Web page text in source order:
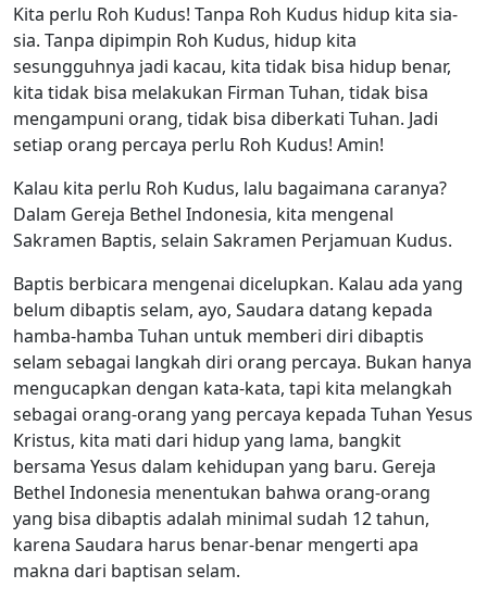
Kita perlu Roh Kudus! Tanpa Roh Kudus hidup kita sia-
sia. Tanpa dipimpin Roh Kudus, hidup kita
sesungguhnya jadi kacau, kita tidak bisa hidup benar,
kita tidak bisa melakukan Firman Tuhan, tidak bisa
mengampuni orang, tidak bisa diberkati Tuhan. Jadi
setiap orang percaya perlu Roh Kudus! Amin!
Kalau kita perlu Roh Kudus, lalu bagaimana caranya?
Dalam Gereja Bethel Indonesia, kita mengenal
Sakramen Baptis, selain Sakramen Perjamuan Kudus.
Baptis berbicara mengenai dicelupkan. Kalau ada yang
belum dibaptis selam, ayo, Saudara datang kepada
hamba-hamba Tuhan untuk memberi diri dibaptis
selam sebagai langkah diri orang percaya. Bukan hanya
mengucapkan dengan kata-kata, tapi kita melangkah
sebagai orang-orang yang percaya kepada Tuhan Yesus
Kristus, kita mati dari hidup yang lama, bangkit
bersama Yesus dalam kehidupan yang baru. Gereja
Bethel Indonesia menentukan bahwa orang-orang
yang bisa dibaptis adalah minimal sudah 12 tahun,
karena Saudara harus benar-benar mengerti apa
makna dari baptisan selam.